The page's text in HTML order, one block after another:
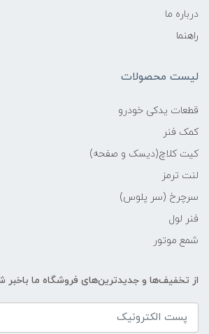
درباره ما
راهنما
لیست محصولات
قطعات یدکی خودرو
کمک فنر
کیت کلاچ(دیسک و صفحه)
لنت ترمز
سرچرخ (سر پلوس)
فنر لول
شمع موتور
از تخفیف‌ها و جدیدترین‌های فروشگاه ما باخبر